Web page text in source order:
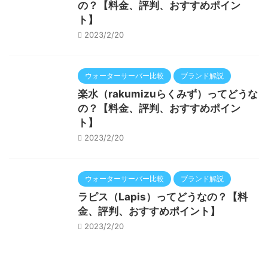
の？【料金、評判、おすすめポイン
ト】
2023/2/20
ウォーターサーバー比較 ブランド解説
楽水（rakumizuらくみず）ってどうな
の？【料金、評判、おすすめポイン
ト】
2023/2/20
ウォーターサーバー比較 ブランド解説
ラピス（Lapis）ってどうなの？【料
金、評判、おすすめポイント】
2023/2/20